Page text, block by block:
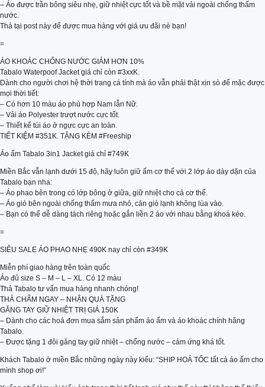
– Áo được trần bông siêu nhẹ, giữ nhiệt cực tốt và bề mặt vải ngoài chống thấm
nước.
Thả tại post này để được mua hàng với giá ưu đãi nè bạn!
=
ÁO KHOÁC CHỐNG NƯỚC GIẢM HƠN 10%
Tabalo Waterpoof Jacket giá chỉ còn #3xxK.
Dành cho người chơi hệ thời trang cá tính mà áo vẫn phải thật xịn sò để mặc được
mọi thời tiết:
– Có hơn 10 màu áo phù hợp Nam lẫn Nữ.
– Vải áo Polyester trượt nước cực tốt.
– Thiết kế túi áo ở ngực cực an toàn.
TIẾT KIỆM #351K. TẶNG KÈM #Freeship
Áo ấm Tabalo 3in1 Jacket giá chỉ #749K
Miền Bắc vẫn lạnh dưới 15 độ, hãy luôn giữ ấm cơ thể với 2 lớp áo dày dặn của
Tabalo bạn nha:
– Áo phao bên trong có lớp bông ở giữa, giữ nhiệt cho cả cơ thể.
– Áo gió bên ngoài chống thấm mưa nhỏ, cản gió lạnh không lùa vào.
– Bạn có thể dễ dàng tách riêng hoặc gắn liền 2 áo với nhau bằng khoá kéo.
=
SIÊU SALE ÁO PHAO NHẸ 490K nay chỉ còn #349K
Miễn phí giao hàng trên toàn quốc
Áo đủ size S – M – L – XL. Có 12 màu
Thả Tabalo tư vấn mua hàng nhanh chóng!
THẢ CHẤM NGAY – NHẬN QUÀ TẶNG
GĂNG TAY GIỮ NHIỆT TRỊ GIÁ 150K
– Dành cho các hoá đơn mua sắm sản phẩm áo ấm và áo khoác chính hãng
Tabalo.
– Được tặng 1 đôi găng tay giữ nhiệt – chống nước – cảm ứng khá tốt.
Khách Tabalo ở miền Bắc những ngày này kiểu: “SHIP HOẢ TỐC tất cả áo ấm cho
mình shop ơi!”